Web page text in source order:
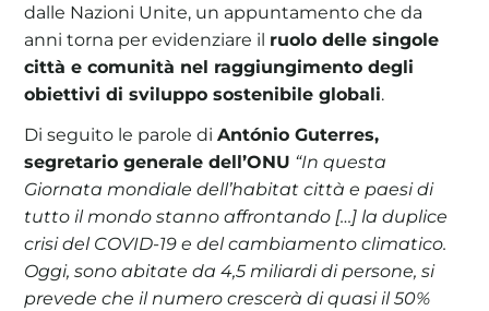
dalle Nazioni Unite, un appuntamento che da
anni torna per evidenziare il ruolo delle singole
città e comunità nel raggiungimento degli
obiettivi di sviluppo sostenibile globali.
Di seguito le parole diAntónio Guterres,
segretario generale dell’ONU “In questa
Giornata mondiale dell’habitat città e paesi di
tutto il mondo stanno affrontando […] la duplice
crisi del COVID-19 e del cambiamento climatico.
Oggi, sono abitate da 4,5 miliardi di persone, si
prevede che il numero crescerà di quasi il 50%